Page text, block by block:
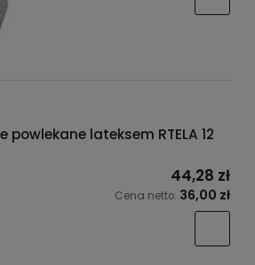
powlekane lateksem RTELA 12
44,28 zł
Cena netto: 36,00 zł